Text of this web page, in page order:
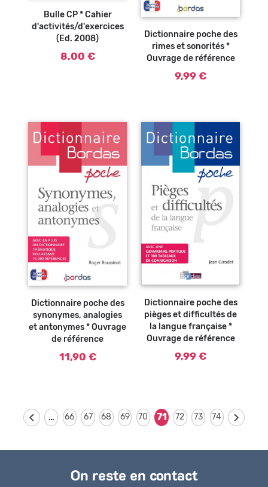
Bulle CP * Cahier
d'activités/d'exercices
(Ed. 2008)
8,00 €
Ajouter au
Dictionnaire poche des
rimes et sonorités *
Ouvrage de référence
9,99 €
Ajouter au
Dictionnaire poche des
synonymes, analogies
et antonymes * Ouvrage
de référence
11,90 €
Dictionnaire poche des
pièges et difficultés de
la langue française *
Ouvrage de référence
9,99 €
… 66 67 68 69 70 71 72 73 74
On reste en contact